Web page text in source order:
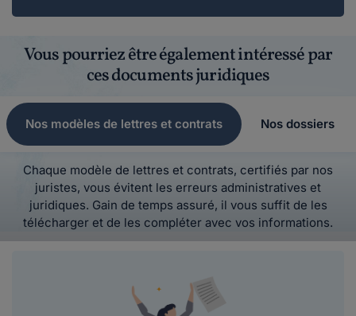
Vous pourriez être également intéressé par
ces documents juridiques
Nos modèles de lettres et contrats Nos dossiers
Chaque modèle de lettres et contrats, certifiés par nos
juristes, vous évitent les erreurs administratives et
juridiques. Gain de temps assuré, il vous suffit de les
télécharger et de les compléter avec vos informations.